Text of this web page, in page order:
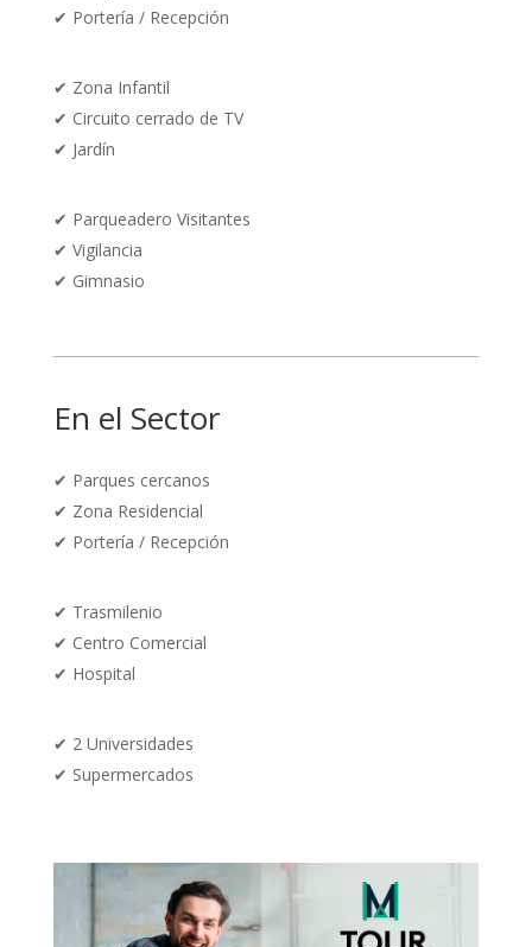
✔ Portería / Recepción
✔ Zona Infantil
✔ Circuito cerrado de TV
✔ Jardín
✔ Parqueadero Visitantes
✔ Vigilancia
✔ Gimnasio
En el Sector
✔ Parques cercanos
✔ Zona Residencial
✔ Portería / Recepción
✔ Trasmilenio
✔ Centro Comercial
✔ Hospital
✔ 2 Universidades
✔ Supermercados